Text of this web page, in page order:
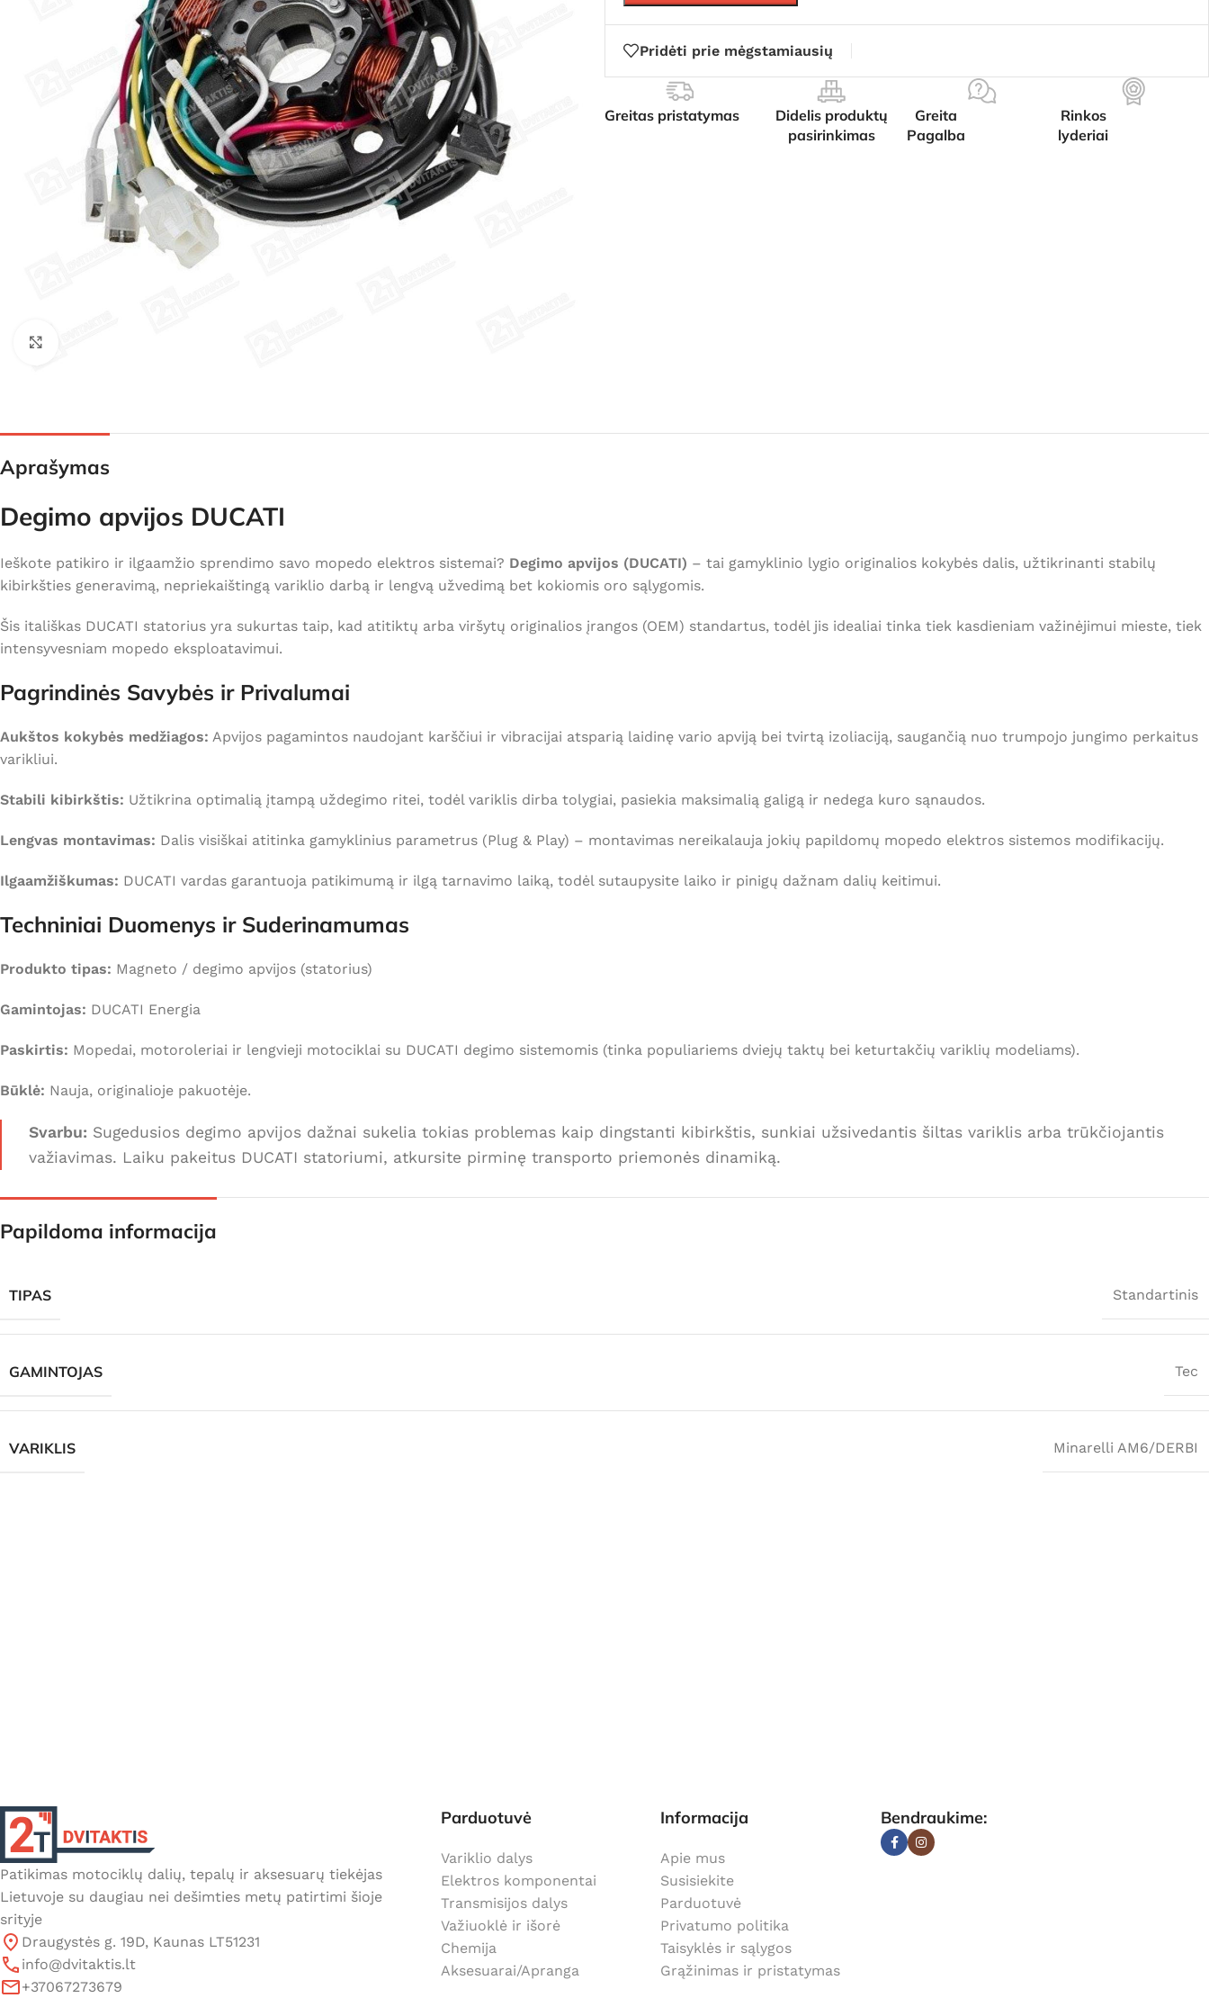
Pridėti prie mėgstamiausių
Greitas pristatymas
Didelis produktų
pasirinkimas
Greita
Pagalba
Rinkos
lyderiai
Aprašymas
Degimo apvijos DUCATI
Ieškote patikiro ir ilgaamžio sprendimo savo mopedo elektros sistemai? Degimo apvijos (DUCATI) – tai gamyklinio lygio originalios kokybės dalis, užtikrinanti stabilų
kibirkšties generavimą, nepriekaištingą variklio darbą ir lengvą užvedimą bet kokiomis oro sąlygomis.
Šis itališkas DUCATI statorius yra sukurtas taip, kad atitiktų arba viršytų originalios įrangos (OEM) standartus, todėl jis idealiai tinka tiek kasdieniam važinėjimui mieste, tiek
intensyvesniam mopedo eksploatavimui.
Pagrindinės Savybės ir Privalumai
Aukštos kokybės medžiagos: Apvijos pagamintos naudojant karščiui ir vibracijai atsparią laidinę vario apviją bei tvirtą izoliaciją, saugančią nuo trumpojo jungimo perkaitus
varikliui.
Stabili kibirkštis: Užtikrina optimalią įtampą uždegimo ritei, todėl variklis dirba tolygiai, pasiekia maksimalią galigą ir nedega kuro sąnaudos.
Lengvas montavimas: Dalis visiškai atitinka gamyklinius parametrus (Plug & Play) – montavimas nereikalauja jokių papildomų mopedo elektros sistemos modifikacijų.
Ilgaamžiškumas: DUCATI vardas garantuoja patikimumą ir ilgą tarnavimo laiką, todėl sutaupysite laiko ir pinigų dažnam dalių keitimui.
Techniniai Duomenys ir Suderinamumas
Produkto tipas: Magneto / degimo apvijos (statorius)
Gamintojas: DUCATI Energia
Paskirtis: Mopedai, motoroleriai ir lengvieji motociklai su DUCATI degimo sistemomis (tinka populiariems dviejų taktų bei keturtakčių variklių modeliams).
Būklė: Nauja, originalioje pakuotėje.
Svarbu: Sugedusios degimo apvijos dažnai sukelia tokias problemas kaip dingstanti kibirkštis, sunkiai užsivedantis šiltas variklis arba trūkčiojantis
važiavimas. Laiku pakeitus DUCATI statoriumi, atkursite pirminę transporto priemonės dinamiką.
Papildoma informacija
TIPAS Standartinis
GAMINTOJAS Tec
VARIKLIS Minarelli AM6/DERBI
Patikimas motociklų dalių, tepalų ir aksesuarų tiekėjas
Lietuvoje su daugiau nei dešimties metų patirtimi šioje
srityje
Draugystės g. 19D, Kaunas LT51231
info@dvitaktis.lt
+37067273679
Parduotuvė
Variklio dalys
Elektros komponentai
Transmisijos dalys
Važiuoklė ir išorė
Chemija
Aksesuarai/Apranga
Informacija
Apie mus
Susisiekite
Parduotuvė
Privatumo politika
Taisyklės ir sąlygos
Grąžinimas ir pristatymas
Bendraukime: